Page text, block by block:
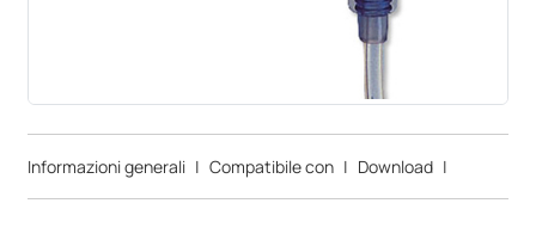
Informazioni generali | Compatibile con | Download |